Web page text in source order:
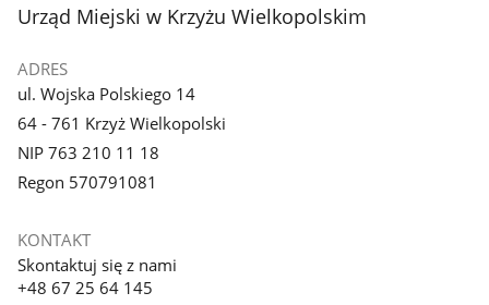
stopka
Urząd Miejski w Krzyżu Wielkopolskim
ADRES
ul. Wojska Polskiego 14
64 - 761 Krzyż Wielkopolski
NIP 763 210 11 18
Regon 570791081
KONTAKT
Skontaktuj się z nami
+48 67 25 64 145